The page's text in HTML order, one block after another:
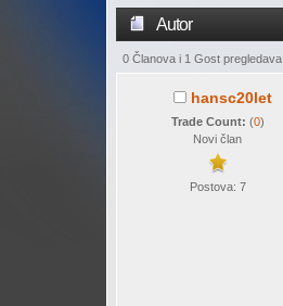
Autor
0 Članova i 1 Gost pregledava
hansc20let
Trade Count: (0)
Novi član
Postova: 7